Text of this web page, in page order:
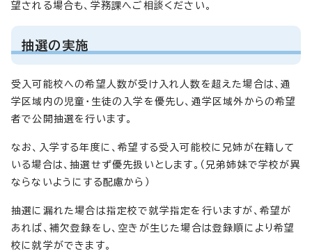
望される場合も、学務課へご相談ください。
抽選の実施
受入可能校への希望人数が受け入れ人数を超えた場合は、通
学区域内の児童・生徒の入学を優先し、通学区域外からの希望
者で公開抽選を行います。
なお、入学する年度に、希望する受入可能校に兄姉が在籍して
いる場合は、抽選せず優先扱いとします。（兄弟姉妹で学校が異
ならないようにする配慮から）
抽選に漏れた場合は指定校で就学指定を行いますが、希望が
あれば、補欠登録をし、空きが生じた場合は登録順により希望
校に就学ができます。